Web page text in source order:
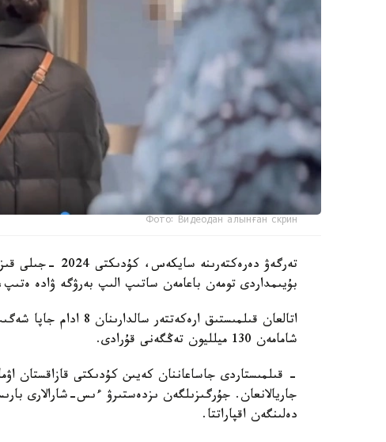
Фото: Видеодан алынған скрин
تەرگەۋ
بۇيىمداردى تومەن باعامەن ساتىپ الىپ بەرۋگە ۋادە
اتالعان قىلمىستىق
شامامەن 130 ميلليون تەڭگەنى قۇرادى.
- قىلمىستاردى جاساعاننان كەيىن كۇدىكتى قازاقستان
جاريالانعان. جۇرگىزىلگەن ىزدەستىرۋ ءىس-شارالارى
دەلىنگەن اقپاراتتا.